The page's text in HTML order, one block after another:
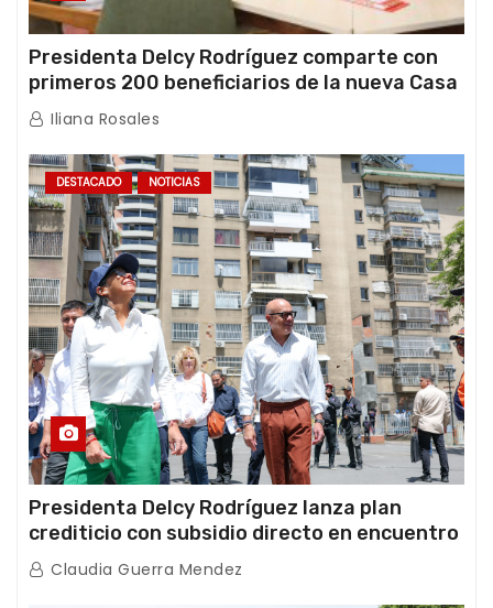
Presidenta Delcy Rodríguez comparte con
primeros 200 beneficiarios de la nueva Casa
de los Abuelos “La Primavera” en Caracas
Iliana Rosales
DESTACADO NOTICIAS
Presidenta Delcy Rodríguez lanza plan
crediticio con subsidio directo en encuentro
con Juntas de Condominio
Claudia Guerra Mendez